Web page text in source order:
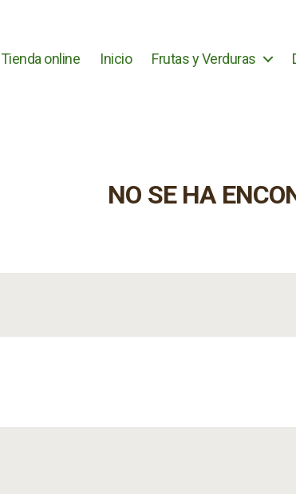
Tienda online Inicio Frutas y Verduras
NO SE HA